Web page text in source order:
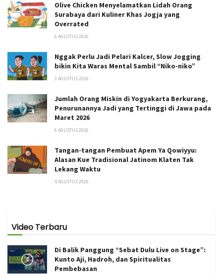
Olive Chicken Menyelamatkan Lidah Orang
Surabaya dari Kuliner Khas Jogja yang
Overrated
6 AGUSTUS 2026
Nggak Perlu Jadi Pelari Kalcer, Slow Jogging
bikin Kita Waras Mental Sambil “Niko-niko”
3 AGUSTUS 2026
Jumlah Orang Miskin di Yogyakarta Berkurang,
Penurunannya Jadi yang Tertinggi di Jawa pada
Maret 2026
6 AGUSTUS 2026
Tangan-tangan Pembuat Apem Ya Qowiyyu:
Alasan Kue Tradisional Jatinom Klaten Tak
Lekang Waktu
4 AGUSTUS 2026
Video Terbaru
Di Balik Panggung “Sebat Dulu Live on Stage”:
Kunto Aji, Hadroh, dan Spiritualitas
Pembebasan